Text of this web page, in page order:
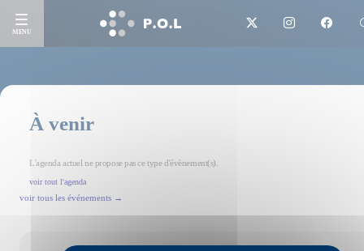
MENU
À venir
L'agenda actuel ne propose pas ce type d'évènement(s).
voir tout l'agenda
voir tous les événements →